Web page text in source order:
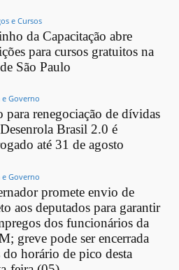
e Cursos
da Capacitação abre
para cursos gratuitos na
São Paulo
Governo
para renegociação de dívidas
Brasil 2.0 é
até 31 de agosto
Governo
promete envio de
aos deputados para garantir
dos funcionários da
greve pode ser encerrada
do horário de pico desta